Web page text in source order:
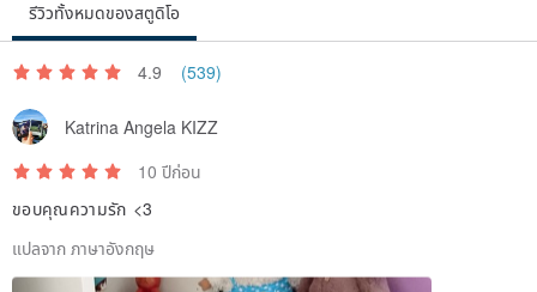
รีวิวทั้งหมดของสตูดิโอ
4.9 (539)
Katrina Angela KIZZ
10 ปีก่อน
ขอบคุณความรัก <3
แปลจาก ภาษาอังกฤษ